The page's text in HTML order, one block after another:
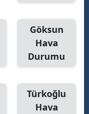
Göksun
Hava
Durumu
Türkoğlu
Hava